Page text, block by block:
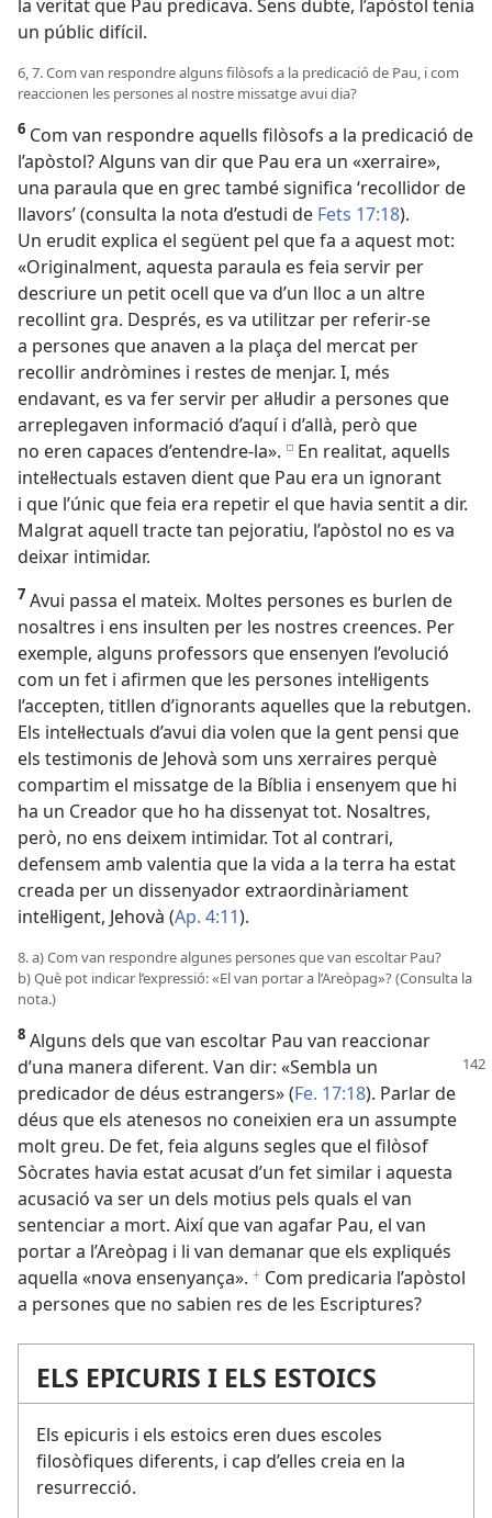
la veritat que Pau predicava. Sens dubte, l’apòstol tenia
un públic difícil.
6, 7. Com van respondre alguns filòsofs a la predicació de Pau, i com
reaccionen les persones al nostre missatge avui dia?
6 Com van respondre aquells filòsofs a la predicació de
l’apòstol? Alguns van dir que Pau era un «xerraire»,
una paraula que en grec també significa ‘recollidor de
llavors’ (consulta la nota d’estudi de Fets 17:18).
Un erudit explica el següent pel que fa a aquest mot:
«Originalment, aquesta paraula es feia servir per
descriure un petit ocell que va d’un lloc a un altre
recollint gra. Després, es va utilitzar per referir-se
a persones que anaven a la plaça del mercat per
recollir andròmines i restes de menjar. I, més
endavant, es va fer servir per al·ludir a persones que
arreplegaven informació d’aquí i d’allà, però que
no eren capaces d’entendre-la». e En realitat, aquells
intel·lectuals estaven dient que Pau era un ignorant
i que l’únic que feia era repetir el que havia sentit a dir.
Malgrat aquell tracte tan pejoratiu, l’apòstol no es va
deixar intimidar.
7 Avui passa el mateix. Moltes persones es burlen de
nosaltres i ens insulten per les nostres creences. Per
exemple, alguns professors que ensenyen l’evolució
com un fet i afirmen que les persones intel·ligents
l’accepten, titllen d’ignorants aquelles que la rebutgen.
Els intel·lectuals d’avui dia volen que la gent pensi que
els testimonis de Jehovà som uns xerraires perquè
compartim el missatge de la Bíblia i ensenyem que hi
ha un Creador que ho ha dissenyat tot. Nosaltres,
però, no ens deixem intimidar. Tot al contrari,
defensem amb valentia que la vida a la terra ha estat
creada per un dissenyador extraordinàriament
intel·ligent, Jehovà (Ap. 4:11).
8. a) Com van respondre algunes persones que van escoltar Pau?
b) Què pot indicar l’expressió: «El van portar a l’Areòpag»? (Consulta la
nota.)
8 Alguns dels que van escoltar Pau van reaccionar
d’una manera diferent. Van dir: «Sembla un
predicador de déus estrangers» (Fe. 17:18). Parlar de
déus que els atenesos no coneixien era un assumpte
molt greu. De fet, feia alguns segles que el filòsof
Sòcrates havia estat acusat d’un fet similar i aquesta
acusació va ser un dels motius pels quals el van
sentenciar a mort. Així que van agafar Pau, el van
portar a l’Areòpag i li van demanar que els expliqués
aquella «nova ensenyança». f Com predicaria l’apòstol
a persones que no sabien res de les Escriptures?
ELS EPICURIS I ELS ESTOICS
Els epicuris i els estoics eren dues escoles
filosòfiques diferents, i cap d’elles creia en la
resurrecció.